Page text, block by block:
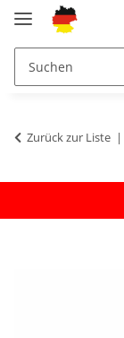
Zurück zur Liste